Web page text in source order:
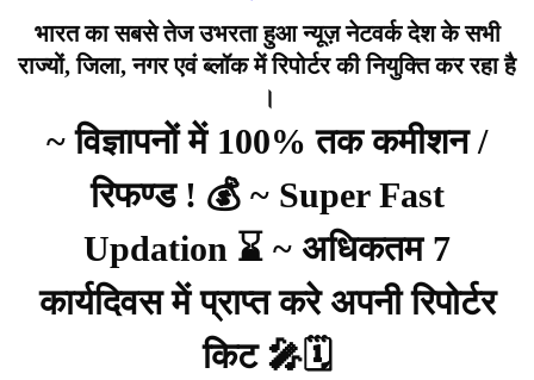
भारत का सबसे तेज उभरता हुआ न्यूज़ नेटवर्क देश के सभी
राज्यों, जिला, नगर एवं ब्लॉक में रिपोर्टर की नियुक्ति कर रहा है
।
~ विज्ञापनों में 100% तक कमीशन /
रिफण्ड ! 💰 ~ Super Fast
Updation ⌛ ~ अधिकतम 7
कार्यदिवस में प्राप्त करे अपनी रिपोर्टर
किट 🎤🗓️